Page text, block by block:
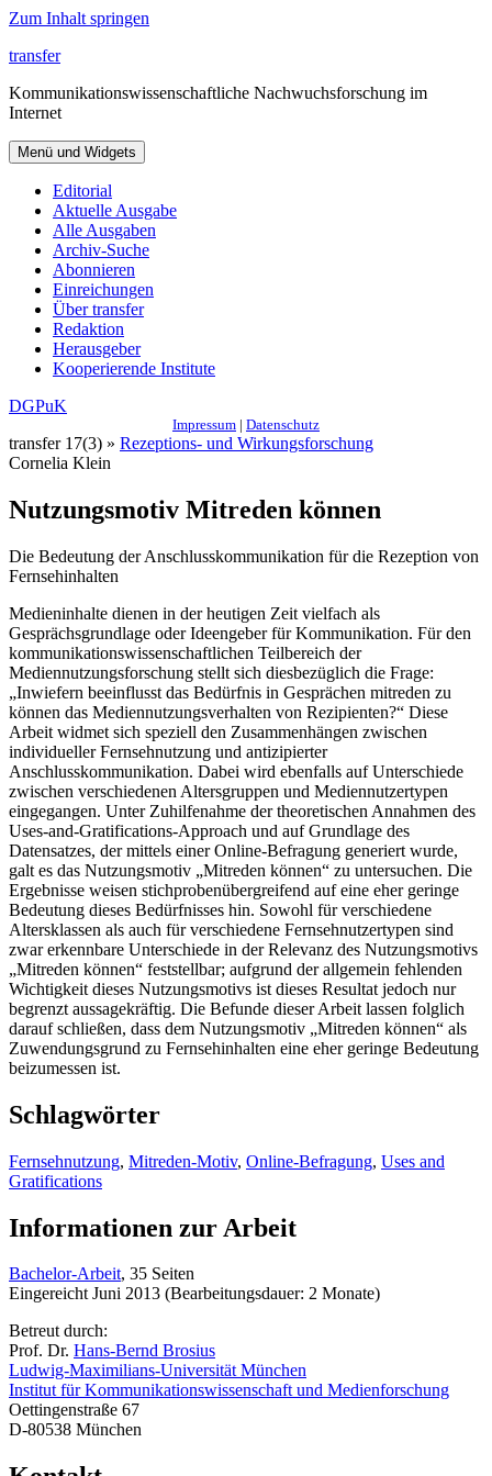
Zum Inhalt springen
transfer
Kommunikationswissenschaftliche Nachwuchsforschung im
Internet
Menü und Widgets
Editorial
Aktuelle Ausgabe
Alle Ausgaben
Archiv-Suche
Abonnieren
Einreichungen
Über transfer
Redaktion
Herausgeber
Kooperierende Institute
DGPuK
Impressum | Datenschutz
transfer 17(3) » Rezeptions- und Wirkungsforschung
Cornelia Klein
Nutzungsmotiv Mitreden können
Die Bedeutung der Anschlusskommunikation für die Rezeption von
Fernsehinhalten
Medieninhalte dienen in der heutigen Zeit vielfach als
Gesprächsgrundlage oder Ideengeber für Kommunikation. Für den
kommunikationswissenschaftlichen Teilbereich der
Mediennutzungsforschung stellt sich diesbezüglich die Frage:
„Inwiefern beeinflusst das Bedürfnis in Gesprächen mitreden zu
können das Mediennutzungsverhalten von Rezipienten?“ Diese
Arbeit widmet sich speziell den Zusammenhängen zwischen
individueller Fernsehnutzung und antizipierter
Anschlusskommunikation. Dabei wird ebenfalls auf Unterschiede
zwischen verschiedenen Altersgruppen und Mediennutzertypen
eingegangen. Unter Zuhilfenahme der theoretischen Annahmen des
Uses-and-Gratifications-Approach und auf Grundlage des
Datensatzes, der mittels einer Online-Befragung generiert wurde,
galt es das Nutzungsmotiv „Mitreden können“ zu untersuchen. Die
Ergebnisse weisen stichprobenübergreifend auf eine eher geringe
Bedeutung dieses Bedürfnisses hin. Sowohl für verschiedene
Altersklassen als auch für verschiedene Fernsehnutzertypen sind
zwar erkennbare Unterschiede in der Relevanz des Nutzungsmotivs
„Mitreden können“ feststellbar; aufgrund der allgemein fehlenden
Wichtigkeit dieses Nutzungsmotivs ist dieses Resultat jedoch nur
begrenzt aussagekräftig. Die Befunde dieser Arbeit lassen folglich
darauf schließen, dass dem Nutzungsmotiv „Mitreden können“ als
Zuwendungsgrund zu Fernsehinhalten eine eher geringe Bedeutung
beizumessen ist.
Schlagwörter
Fernsehnutzung, Mitreden-Motiv, Online-Befragung, Uses and
Gratifications
Informationen zur Arbeit
Bachelor-Arbeit, 35 Seiten
Eingereicht Juni 2013 (Bearbeitungsdauer: 2 Monate)
Betreut durch:
Prof. Dr. Hans-Bernd Brosius
Ludwig-Maximilians-Universität München
Institut für Kommunikationswissenschaft und Medienforschung
Oettingenstraße 67
D-80538 München